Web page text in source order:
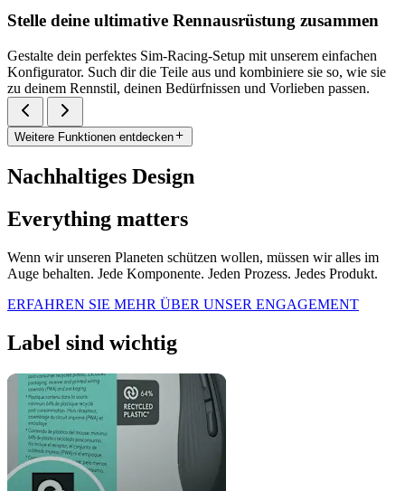
Stelle deine ultimative Rennausrüstung zusammen
Gestalte dein perfektes Sim-Racing-Setup mit unserem einfachen
Konfigurator. Such dir die Teile aus und kombiniere sie so, wie sie
zu deinem Rennstil, deinen Bedürfnissen und Vorlieben passen.
Weitere Funktionen entdecken
Nachhaltiges Design
Everything matters
Wenn wir unseren Planeten schützen wollen, müssen wir alles im
Auge behalten. Jede Komponente. Jeden Prozess. Jedes Produkt.
ERFAHREN SIE MEHR ÜBER UNSER ENGAGEMENT
Label sind wichtig